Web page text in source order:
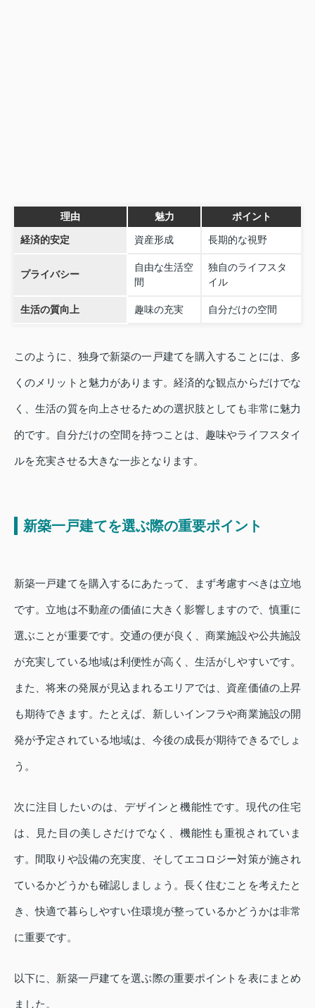
理由 魅力 ポイント
経済的安定 資産形成 長期的な視野
プライバシー
自由な生活空
間
独自のライフスタ
イル
生活の質向上 趣味の充実 自分だけの空間
このように、独身で新築の一戸建てを購入することには、多
くのメリットと魅力があります。経済的な観点からだけでな
く、生活の質を向上させるための選択肢としても非常に魅力
的です。自分だけの空間を持つことは、趣味やライフスタイ
ルを充実させる大きな一歩となります。
新築一戸建てを選ぶ際の重要ポイント
新築一戸建てを購入するにあたって、まず考慮すべきは立地
です。立地は不動産の価値に大きく影響しますので、慎重に
選ぶことが重要です。交通の便が良く、商業施設や公共施設
が充実している地域は利便性が高く、生活がしやすいです。
また、将来の発展が見込まれるエリアでは、資産価値の上昇
も期待できます。たとえば、新しいインフラや商業施設の開
発が予定されている地域は、今後の成長が期待できるでしょ
う。
次に注目したいのは、デザインと機能性です。現代の住宅
は、見た目の美しさだけでなく、機能性も重視されていま
す。間取りや設備の充実度、そしてエコロジー対策が施され
ているかどうかも確認しましょう。長く住むことを考えたと
き、快適で暮らしやすい住環境が整っているかどうかは非常
に重要です。
以下に、新築一戸建てを選ぶ際の重要ポイントを表にまとめ
ました。